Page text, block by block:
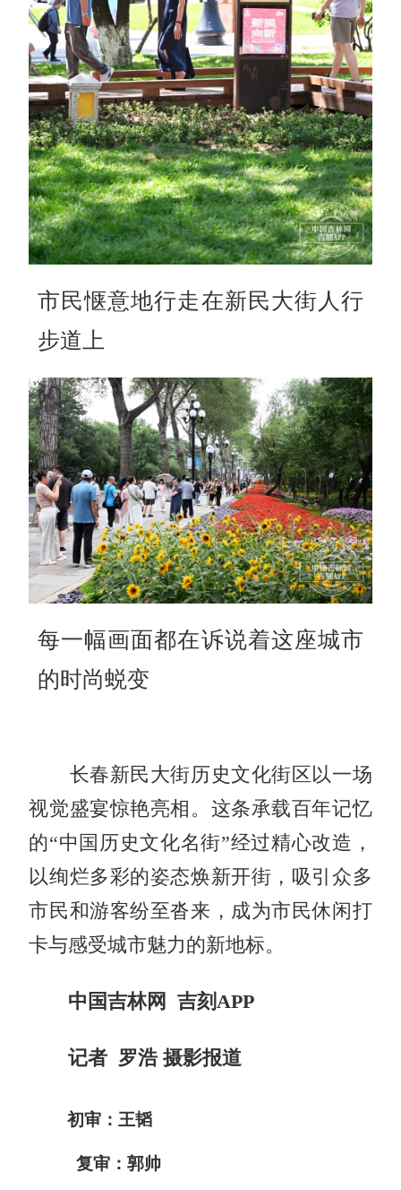
市民惬意地行走在新民大街人行
步道上
每一幅画面都在诉说着这座城市
的时尚蜕变
长春新民大街历史文化街区以一场
视觉盛宴惊艳亮相。这条承载百年记忆
的“中国历史文化名街”经过精心改造，
以绚烂多彩的姿态焕新开街，吸引众多
市民和游客纷至沓来，成为市民休闲打
卡与感受城市魅力的新地标。
中国吉林网 吉刻APP
记者 罗浩 摄影报道
初审：王韬
复审：郭帅